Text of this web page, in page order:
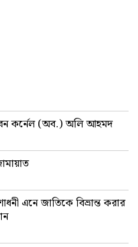
কর্নেল (অব.) অলি আহমদ
এনে জাতিকে বিভ্রান্ত করার